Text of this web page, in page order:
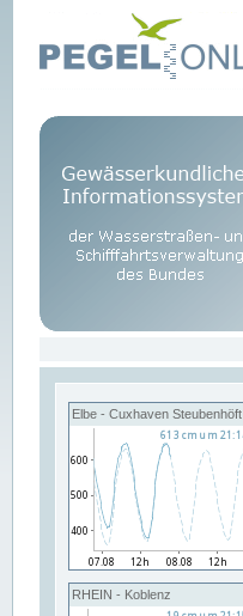
Elbe - Cuxhaven Steubenhöft
RHEIN - Koblenz